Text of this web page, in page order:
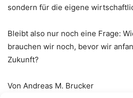
sondern für die eigene
Bleibt also nur noch eine Frage:
brauchen wir noch, bevor wir
Zukunft?
Von Andreas M. Brucker